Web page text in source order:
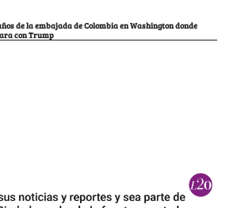
de la embajada de Colombia en Washington donde
con Trump